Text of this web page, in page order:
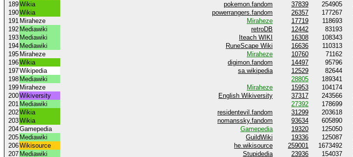
189Wikia pokemon.fandom 37839 254905
190Wikia powerrangers.fandom 26357 177267
191 Miraheze Miraheze 17719 118693
192 Mediawiki retroDB 12442 83193
193 Mediawiki Iteach WIKI 16308 108343
194 Mediawiki RuneScape Wiki 16636 110313
195 Miraheze Miraheze 10760 71162
196Wikia digimon.fandom 14497 95796
197Wikipedia sa.wikipedia 12529 82644
198 Mediawiki 28805 189341
199 Miraheze Miraheze 15953 104174
200Wikiversity English Wikiversity 37317 243566
201 Mediawiki 27392 178699
202Wikia residentevil.fandom 31299 203618
203Wikia nomanssky.fandom 93634 605890
204Gamepedia Gamepedia 19320 125050
205 Mediawiki GuildWiki 19336 125087
206Wikisource he.wikisource 259001 1673492
207 Mediawiki Stupidedia 23936 154037